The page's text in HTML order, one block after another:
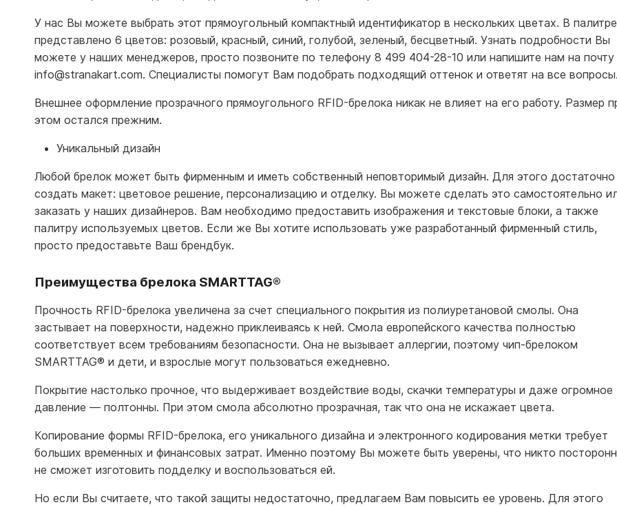
У нас Вы можете выбрать этот прямоугольный компактный идентификатор в нескольких цветах. В палитре
представлено 6 цветов: розовый, красный, синий, голубой, зеленый, бесцветный. Узнать подробности Вы
можете у наших менеджеров, просто позвоните по телефону 8 499 404-28-10 или напишите нам на
info@stranakart.com. Специалисты помогут Вам подобрать подходящий оттенок и ответят на все вопросы.
Внешнее оформление прозрачного прямоугольного RFID-брелока никак не влияет на его работу. Размер
этом остался прежним.
Уникальный дизайн
Любой брелок может быть фирменным и иметь собственный неповторимый дизайн. Для этого достаточно
создать макет: цветовое решение, персонализацию и отделку. Вы можете сделать это самостоятельно
заказать у наших дизайнеров. Вам необходимо предоставить изображения и текстовые блоки, а также
палитру используемых цветов. Если же Вы хотите использовать уже разработанный фирменный стиль,
просто предоставьте Ваш брендбук.
Преимущества брелока SMARTTAG®
Прочность RFID-брелока увеличена за счет специального покрытия из полиуретановой смолы. Она
застывает на поверхности, надежно приклеиваясь к ней. Смола европейского качества полностью
соответствует всем требованиям безопасности. Она не вызывает аллергии, поэтому чип-брелоком
SMARTTAG® и дети, и взрослые могут пользоваться ежедневно.
Покрытие настолько прочное, что выдерживает воздействие воды, скачки температуры и даже огромное
давление — полтонны. При этом смола абсолютно прозрачная, так что она не искажает цвета.
Копирование формы RFID-брелока, его уникального дизайна и электронного кодирования метки требует
больших временных и финансовых затрат. Именно поэтому Вы можете быть уверены, что никто
не сможет изготовить подделку и воспользоваться ей.
Но если Вы считаете, что такой защиты недостаточно, предлагаем Вам повысить ее уровень. Для этого